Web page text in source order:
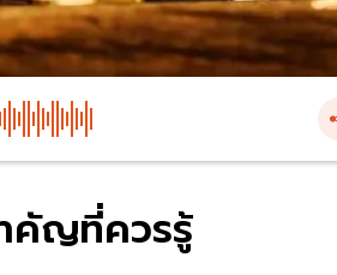
คัญที่ควรรู้